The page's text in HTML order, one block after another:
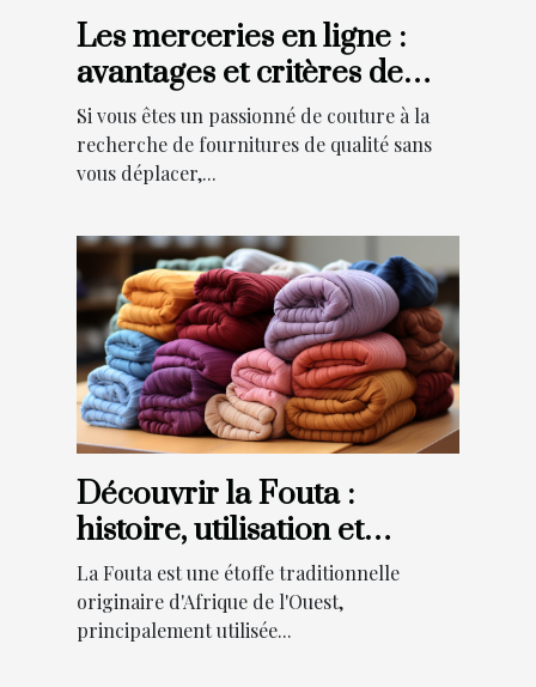
Les merceries en ligne :
avantages et critères de
choix
Si vous êtes un passionné de couture à la
recherche de fournitures de qualité sans
vous déplacer,...
Découvrir la Fouta :
histoire, utilisation et
tendances actuelles
La Fouta est une étoffe traditionnelle
originaire d'Afrique de l'Ouest,
principalement utilisée...